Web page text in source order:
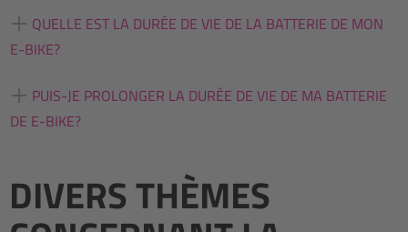
QUELLE EST LA DURÉE DE VIE DE LA BATTERIE DE MON
E-BIKE?
PUIS-JE PROLONGER LA DURÉE DE VIE DE MA BATTERIE
DE E-BIKE?
DIVERS THÈMES